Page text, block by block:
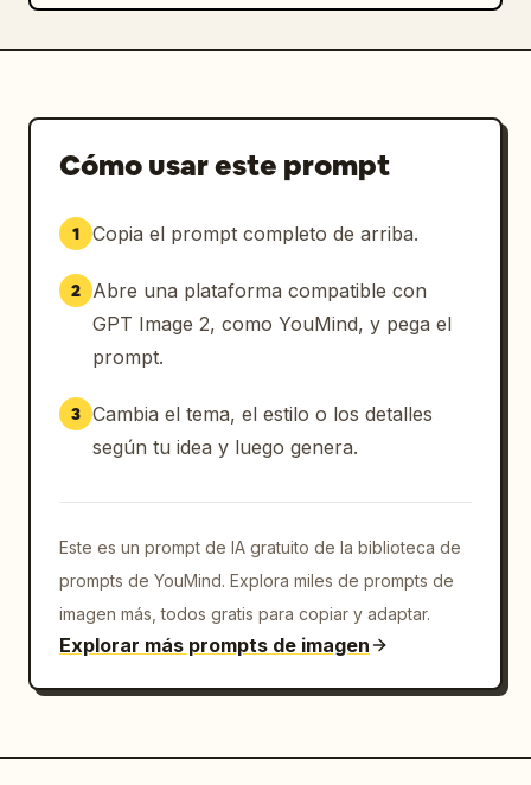
Cómo usar este prompt
1 Copia el prompt completo de arriba.
2
Abre una plataforma compatible con
GPT Image 2, como YouMind, y pega el
prompt.
3 Cambia el tema, el estilo o los detalles
según tu idea y luego genera.
Este es un prompt de IA gratuito de la biblioteca de
prompts de YouMind. Explora miles de prompts de
imagen más, todos gratis para copiar y adaptar.
Explorar más prompts de imagen